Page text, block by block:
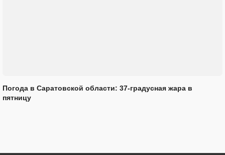
Погода в Саратовской области: 37-градусная жара в
пятницу